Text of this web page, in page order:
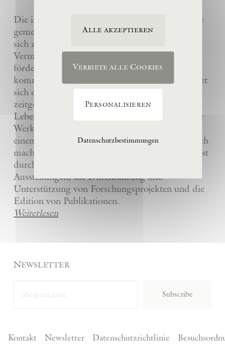
Die im Jahre 2017 von Anselm Kiefer gegründete
gemeinnützige Eschaton –Kunststiftung hat es
sich zur Aufgabe gemacht, das künstlerische
Vermächtnis ihres Gründers Anselm Kiefer zu
fördern und sein Atelier La Ribaute für
kommende Generationen zu erhalten. Sie widmet
sich dem Verständnis und der Wertschätzung
zeitgenössischer Kunst, insbesondere des
Lebenswerks von Anselm Kiefer, indem sie seine
Werke und die anderer Künstler bewahrt und
einem breiten Publikum in La Ribaute zugänglich
macht. Die Stiftung fördert zeitgenössische Kunst
durch die Organisation von internationalen
Ausstellungen, die Durchführung und
Unterstützung von Forschungsprojekten und die
Edition von Publikationen.
Weiterlesen
Newsletter
Subscribe
Kontakt Newsletter Datenschutzrichtlinie
Alle akzeptieren
Verbiete alle Cookies
Personalisieren
Datenschutzbestimmungen